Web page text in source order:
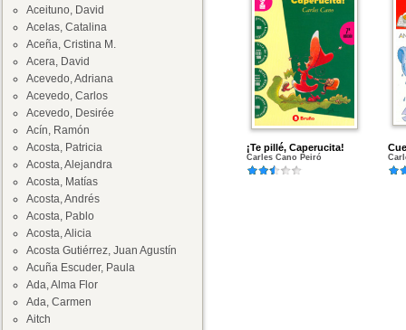
Aceituno, David
Acelas, Catalina
Aceña, Cristina M.
Acera, David
Acevedo, Adriana
Acevedo, Carlos
Acevedo, Desirée
Acín, Ramón
Acosta, Patricia
Acosta, Alejandra
Acosta, Matías
Acosta, Andrés
Acosta, Pablo
Acosta, Alicia
Acosta Gutiérrez, Juan Agustín
Acuña Escuder, Paula
Ada, Alma Flor
Ada, Carmen
Aitch
¡Te pillé, Caperucita!
Carles Cano Peiró